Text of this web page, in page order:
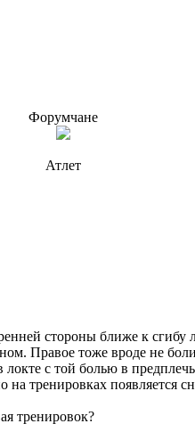
Форумчане
Атлет
стороны ближе к
Правое тоже вроде не
с той болью в
тренировках появляется
тренировок?